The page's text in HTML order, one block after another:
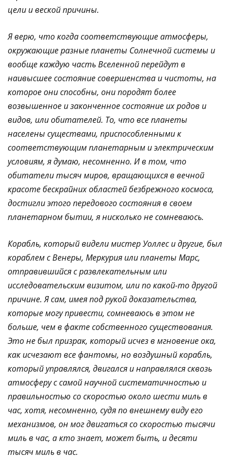
цели и веской причины.
Я верю, что когда соответствующие атмосферы,
окружающие разные планеты Солнечной системы и
вообще каждую часть Вселенной перейдут в
наивысшее состояние совершенства и чистоты, на
которое они способны, они породят более
возвышенное и законченное состояние их родов и
видов, или обитателей. То, что все планеты
населены существами, приспособленными к
соответствующим планетарным и электрическим
условиям, я думаю, несомненно. И в том, что
обитатели тысяч миров, вращающихся в вечной
красоте бескрайних областей безбрежного космоса,
достигли этого передового состояния в своем
планетарном бытии, я нисколько не сомневаюсь.
Корабль, который видели мистер Уоллес и другие, был
кораблем с Венеры, Меркурия или планеты Марс,
отправившийся с развлекательным или
исследовательским визитом, или по какой-то другой
причине. Я сам, имея под рукой доказательства,
которые могу привести, сомневаюсь в этом не
больше, чем в факте собственного существования.
Это не был призрак, который исчез в мгновение ока,
как исчезают все фантомы, но воздушный корабль,
который управлялся, двигался и направлялся сквозь
атмосферу с самой научной систематичностью и
правильностью со скоростью около шести миль в
час, хотя, несомненно, судя по внешнему виду его
механизмов, он мог двигаться со скоростью тысячи
миль в час, а кто знает, может быть, и десяти
тысяч миль в час.